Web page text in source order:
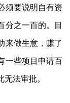
须要说明自有资
分之一百的。目
来做生意，赚了
一些项目申请百
法审批。